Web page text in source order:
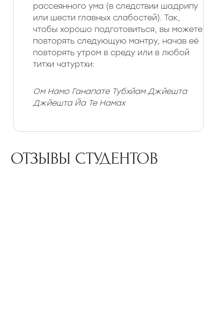
рассеянного ума (в следствии шадрипу
или шести главных слабостей). Так,
чтобы хорошо подготовиться, вы можете
повторять следующую мантру, начав её
повторять утром в среду или в любой
титхи чатуртхи:
Ом Намо Ганапате Тубхйам Джйешта
Джйешта Йа Те Намах
ОТЗЫВЫ СТУДЕНТОВ